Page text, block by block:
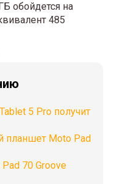
обойдется на
485
5 Pro получит
Moto Pad
70 Groove